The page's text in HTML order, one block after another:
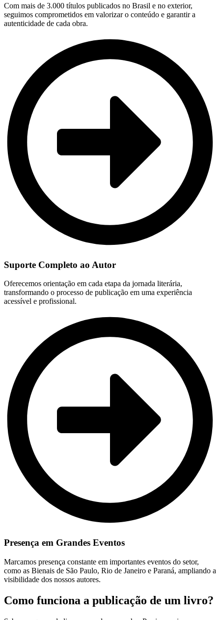
Com mais de 3.000 títulos publicados no Brasil e no exterior,
seguimos comprometidos em valorizar o conteúdo e garantir a
autenticidade de cada obra.
Suporte Completo ao Autor
Oferecemos orientação em cada etapa da jornada literária,
transformando o processo de publicação em uma experiência
acessível e profissional.
Presença em Grandes Eventos
Marcamos presença constante em importantes eventos do setor,
como as Bienais de São Paulo, Rio de Janeiro e Paraná, ampliando a
visibilidade dos nossos autores.
Como funciona a publicação de um livro?